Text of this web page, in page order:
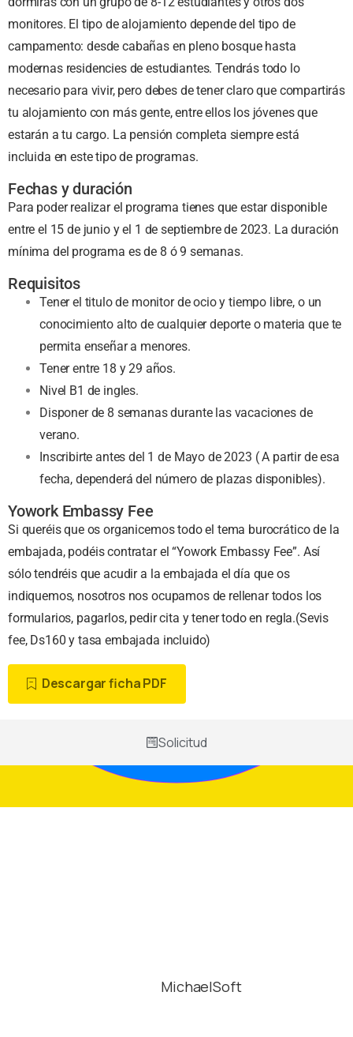
Solicitud
monitores. El tipo de alojamiento depende del tipo de
campamento: desde cabañas en pleno bosque hasta
modernas residencies de estudiantes. Tendrás todo lo
necesario para vivir, pero debes de tener claro que compartirás
tu alojamiento con más gente, entre ellos los jóvenes que
estarán a tu cargo. La pensión completa siempre está
incluida en este tipo de programas.
Fechas y duración
Para poder realizar el programa tienes que estar disponible
entre el 15 de junio y el 1 de septiembre de 2023. La duración
mínima del programa es de 8 ó 9 semanas.
Requisitos
Tener el titulo de monitor de ocio y tiempo libre, o un
conocimiento alto de cualquier deporte o materia que te
permita enseñar a menores.
Tener entre 18 y 29 años.
Nivel B1 de ingles.
Disponer de 8 semanas durante las vacaciones de
verano.
Inscribirte antes del 1 de Mayo de 2023 ( A partir de esa
fecha, dependerá del número de plazas disponibles).
Yowork Embassy Fee
Si queréis que os organicemos todo el tema burocrático de la
embajada, podéis contratar el “Yowork Embassy Fee”. Así
sólo tendréis que acudir a la embajada el día que os
indiquemos, nosotros nos ocupamos de rellenar todos los
formularios, pagarlos, pedir cita y tener todo en regla.(Sevis
fee, Ds160 y tasa embajada incluido)
Descargar ficha PDF
MichaelSoft